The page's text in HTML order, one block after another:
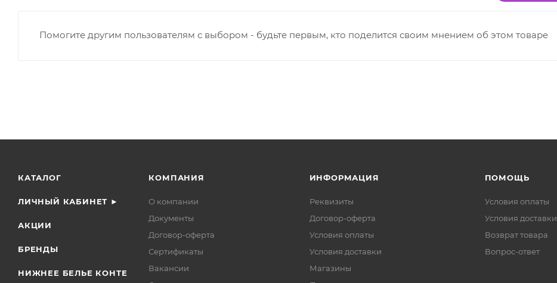
Помогите другим пользователям с выбором - будьте первым, кто поделится своим мнением об этом товаре
КАТАЛОГ
ЛИЧНЫЙ КАБИНЕТ ►
АКЦИИ
БРЕНДЫ
НИЖНЕЕ БЕЛЬЕ КОНТЕ
КОМПАНИЯ
О компании
Документы
Договор-оферта
Сертификаты
Вакансии
ИНФОРМАЦИЯ
Реквизиты
Договор-оферта
Условия оплаты
Условия доставки
Магазины
ПОМОЩЬ
Условия оплаты
Условия доставки
Возврат товара
Вопрос-ответ